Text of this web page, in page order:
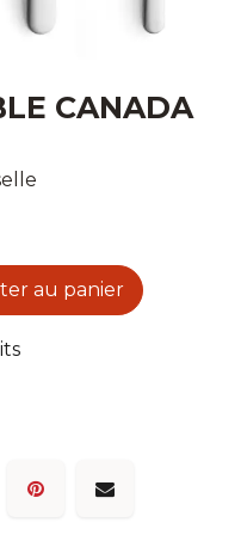
CANADA
au panier